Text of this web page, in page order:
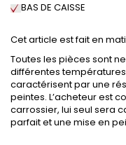
BAS DE CAISSE
Cet article est fait en
Toutes les pièces sont
différentes
caractérisent par une
peintes. L’acheteur est
carrossier, lui seul sera
parfait et une mise en